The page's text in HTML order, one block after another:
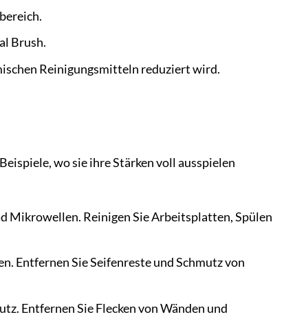
Brush.
Reinigungsmitteln reduziert wird.
wo sie ihre Stärken voll ausspielen
Mikrowellen. Reinigen Sie Arbeitsplatten, Spülen
Entfernen Sie Seifenreste und Schmutz von
Entfernen Sie Flecken von Wänden und